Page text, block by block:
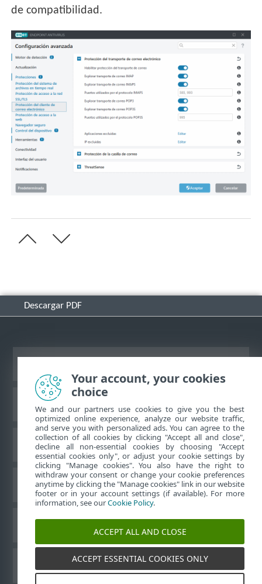
de compatibilidad.
Descargar PDF
Base de conocimiento de ESET
Foro de ESET
Soporte regional
Guías para el usuario ESET
Your account, your cookies
choice
We and our partners use cookies to give you the best
optimized online experience, analyze our website traffic,
and serve you with personalized ads. You can agree to the
collection of all cookies by clicking "Accept all and close",
decline all non-essential cookies by choosing "Accept
essential cookies only", or adjust your cookie settings by
clicking "Manage cookies". You also have the right to
withdraw your consent or change your cookie preferences
anytime by clicking the "Manage cookies" link in our website
footer or in your account settings (if available). For more
information, see ourCookie Policy.
ACCEPT ALL AND CLOSE
ACCEPT ESSENTIAL COOKIES ONLY